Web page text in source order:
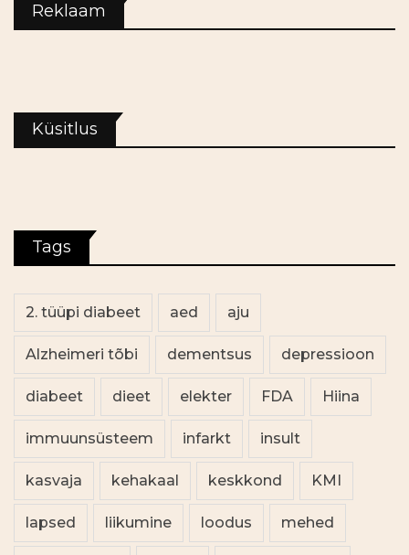
Reklaam
Küsitlus
Tags
2. tüüpi diabeet aed aju
Alzheimeri tõbi dementsus depressioon
diabeet dieet elekter FDA Hiina
immuunsüsteem infarkt insult
kasvaja kehakaal keskkond KMI
lapsed liikumine loodus mehed